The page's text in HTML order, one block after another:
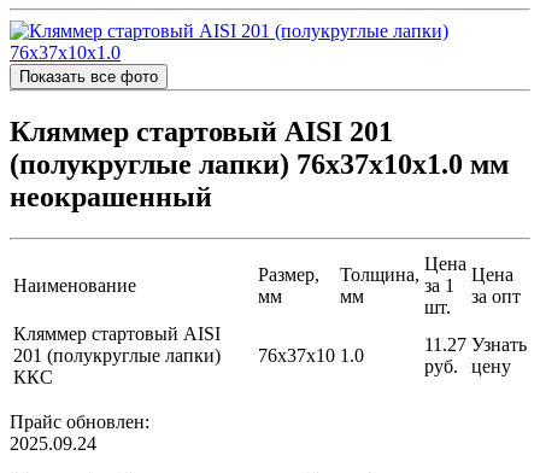
Показать все фото
Кляммер стартовый AISI 201
(полукруглые лапки) 76х37х10x1.0 мм
неокрашенный
Наименование
Размер,
мм
Толщина,
мм
Цена
за 1
шт.
Цена
за опт
Кляммер стартовый AISI
201 (полукруглые лапки)
ККС
76х37х10 1.0
11.27
руб.
Узнать
цену
Прайс обновлен:
2025.09.24